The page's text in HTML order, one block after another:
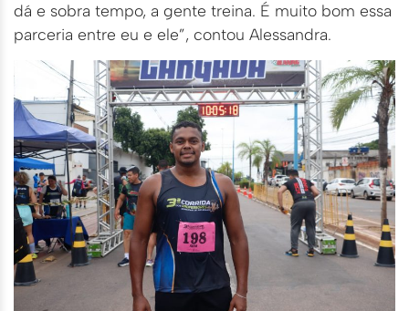
dá e sobra tempo, a gente treina. É muito bom essa
parceria entre eu e ele”, contou Alessandra.